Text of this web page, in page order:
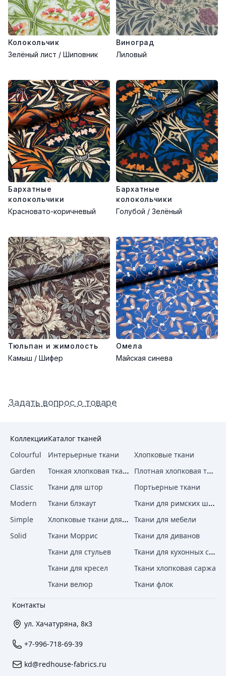
Колокольчик
Зелёный лист / Шиповник
Виноград
Лиловый
Бархатные
колокольчики
Красновато-коричневый
Бархатные
колокольчики
Голубой / Зелёный
Тюльпан и жимолость
Камыш / Шифер
Омела
Майская синева
Задать вопрос о товаре
Контакты
ул. Хачатуряна, 8к3
+7-996-718-69-39
kd@redhouse-fabrics.ru
Коллекции
Colourful
Garden
Classic
Modern
Simple
Solid
Каталог тканей
Интерьерные ткани
Хлопковые ткани
Тонкая хлопковая ткань Плотная хлопковая ткань
Ткани для штор
Портьерные ткани
Ткани блэкаут
Ткани для римских штор
Хлопковые ткани для штор
Ткани для мебели
Ткани Моррис
Ткани для диванов
Ткани для стульев
Ткани для кухонных стульев
Ткани для кресел
Ткани хлопковая саржа
Ткани велюр
Ткани флок